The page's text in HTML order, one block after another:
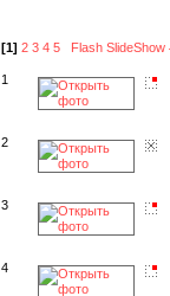
[1] 2 3 4 5 Flash SlideShow
1
2
3
4